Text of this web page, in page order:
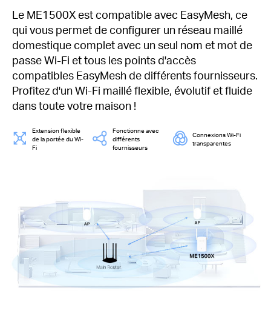
Le ME1500X est compatible avec EasyMesh, ce
qui vous permet de configurer un réseau maillé
domestique complet avec un seul nom et mot de
passe Wi-Fi et tous les points d'accès
compatibles EasyMesh de différents fournisseurs.
Profitez d'un Wi-Fi maillé flexible, évolutif et fluide
dans toute votre maison !
Extension flexible
de la portée du Wi-
Fi
Fonctionne avec
différents
fournisseurs
Connexions Wi-Fi
transparentes